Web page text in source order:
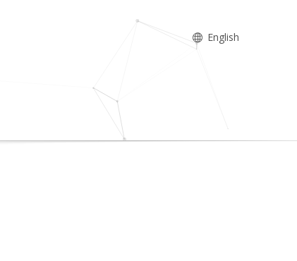
English